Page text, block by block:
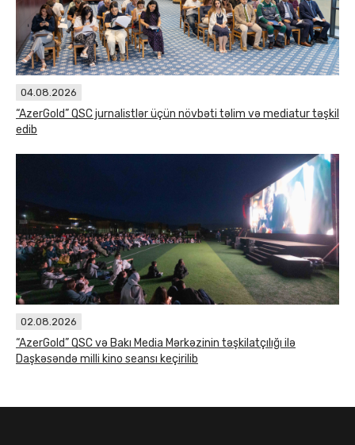
04.08.2026
“AzerGold” QSC jurnalistlər üçün növbəti təlim və mediatur təşkil
edib
02.08.2026
“AzerGold” QSC və Bakı Media Mərkəzinin təşkilatçılığı ilə
Daşkəsəndə milli kino seansı keçirilib